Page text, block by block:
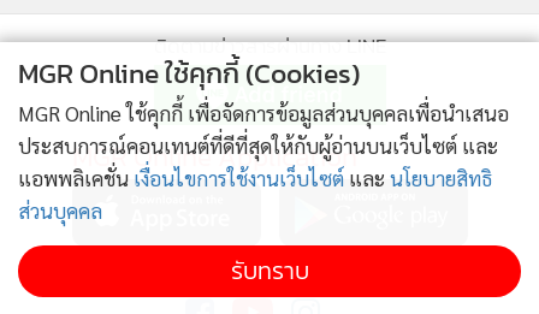
วัฒนธรรมที่ดีของเราไปเผยแพร่ แต่เราไม่ได้คาดหวังเรื่องอันดับ
ถ้าติดอันดับได้ก็ดีเหมือนกัน
ทางด้าน น.ส.ณัฐรุจา (แก้ว) กล่าวถึงงานจับมือกับแฟนคลับครั้ง
ที่ผ่านมา ว่า ดีใจมาก รู้สึกว่าวงเราเริ่มมีชื่อเสียงมากขึ้น ทำให้มี
แฟนๆ หน้าใหม่มากขึ้น ครั้งล่าสุดมีแฟนคลับมาแนะนำตัวว่า มา
งานเป็นครั้งแรกจำนวนมาก ดีใจที่เราได้ขยายฐานแฟนคลับเยอะ
ขึ้นด้วย ในอนาคตอาจจะมีไปจัดงานตามจังหวัดใหญ่ของแต่ละ
ติดตามข่าวสารผ่านทาง LINE
MGR Online Application
ติดตาม MGR Online
MGR Online ใช้คุกกี้ (Cookies)
MGR Online ใช้คุกกี้ เพื่อจัดการข้อมูลส่วนบุคคลเพื่อนำเสนอ
ประสบการณ์คอนเทนต์ที่ดีที่สุดให้กับผู้อ่านบนเว็บไซต์ และ
แอพพลิเคชั่น เงื่อนไขการใช้งานเว็บไซต์ และ นโยบายสิทธิ
ส่วนบุคคล
รับทราบ